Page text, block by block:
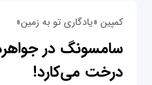
کمپین «یادگاری تو به زمین»
سامسونگ در
درخت می‌کارد!